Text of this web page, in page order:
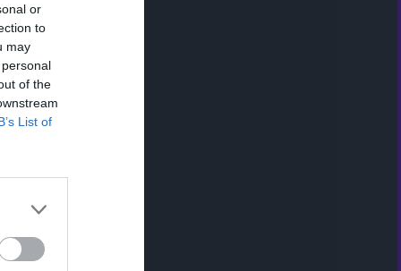
or
to
may
of the
List of